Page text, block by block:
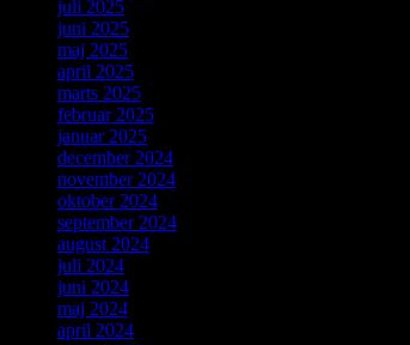
juli 2025
juni 2025
maj 2025
april 2025
marts 2025
februar 2025
januar 2025
december 2024
november 2024
oktober 2024
september 2024
august 2024
juli 2024
juni 2024
maj 2024
april 2024